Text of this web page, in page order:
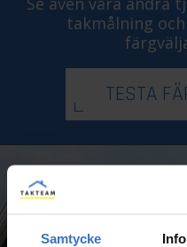
Samtycke
takmålning
TESTA